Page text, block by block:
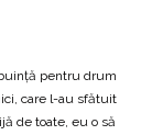
pentru drum
care l-au sfătuit
de toate, eu o să